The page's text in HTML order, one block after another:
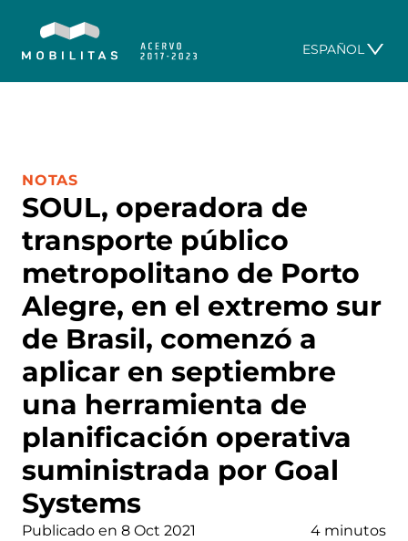
ESPAÑOL
SOUL, operadora de
transporte público
metropolitano de Porto
Alegre, en el extremo sur
de Brasil, comenzó a
aplicar en septiembre
una herramienta de
planificación operativa
suministrada por Goal
Systems
CATEGORÍA:
NOTAS
Publicado en 8 Oct 2021 4 minutos